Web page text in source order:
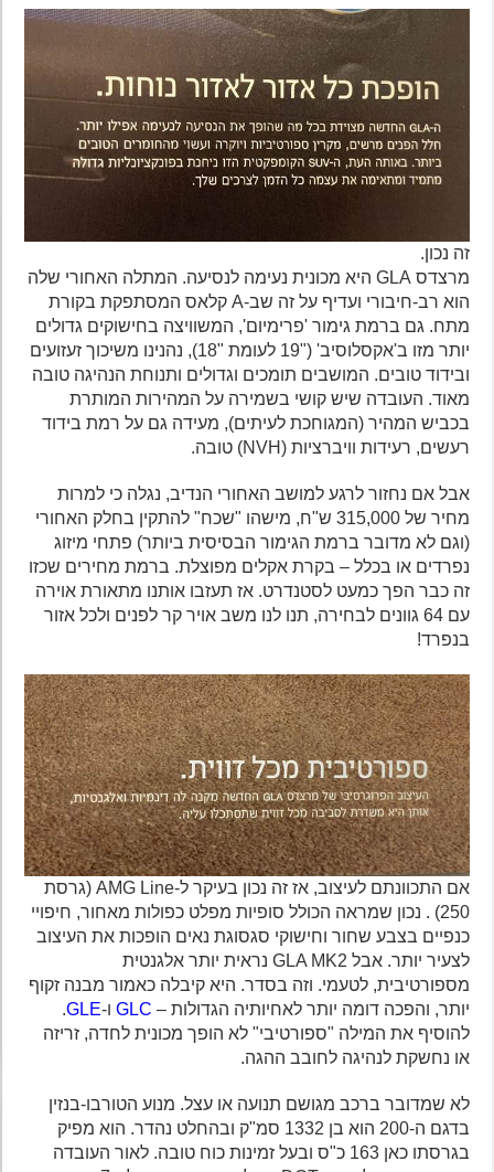
זה נכון.
מרצדס GLA היא מכונית נעימה לנסיעה. המתלה האחורי שלה
הוא רב-חיבורי ועדיף על זה שב-A קלאס המסתפקת בקורת
מתח. גם ברמת גימור 'פרימיום', המשוויצה בחישוקים גדולים
יותר מזו ב'אקסלוסיב' ("19 לעומת "18), נהנינו משיכוך זעזועים
ובידוד טובים. המושבים תומכים וגדולים ותנוחת הנהיגה טובה
מאוד. העובדה שיש קושי בשמירה על המהירות המותרת
בכביש המהיר (המגוחכת לעיתים), מעידה גם על רמת בידוד
רעשים, רעידות וויברציות (NVH) טובה.
אבל אם נחזור לרגע למושב האחורי הנדיב, נגלה כי למרות
מחיר של 315,000 ש"ח, מישהו "שכח" להתקין בחלק האחורי
(וגם לא מדובר ברמת הגימור הבסיסית ביותר) פתחי מיזוג
נפרדים או בכלל – בקרת אקלים מפוצלת. ברמת מחירים שכזו
זה כבר הפך כמעט לסטנדרט. אז תעזבו אותנו מתאורת אוירה
עם 64 גוונים לבחירה, תנו לנו משב אויר קר לפנים ולכל אזור
בנפרד!
אם התכוונתם לעיצוב, אז זה נכון בעיקר ל-AMG Line (גרסת
250) . נכון שמראה הכולל סופיות מפלט כפולות מאחור, חיפויי
כנפיים בצבע שחור וחישוקי סגסוגת נאים הופכות את העיצוב
לצעיר יותר. אבל GLA MK2 נראית יותר אלגנטית
מספורטיבית, לטעמי. וזה בסדר. היא קיבלה כאמור מבנה זקוף
יותר, והפכה דומה יותר לאחיותיה הגדולות – GLCו-GLE
.
להוסיף את המילה "ספורטיבי" לא הופך מכונית לחדה, זריזה
או נחשקת לנהיגה לחובב ההגה.
לא שמדובר ברכב מגושם תנועה או עצל. מנוע הטורבו-בנזין
בדגם ה-200 הוא בן 1332 סמ"ק ובהחלט נהדר. הוא מפיק
בגרסתו כאן 163 כ"ס ובעל זמינות כוח טובה. לאור העובדה